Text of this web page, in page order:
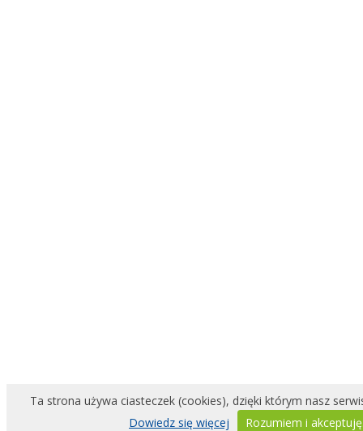
Ta strona używa ciasteczek (cookies), dzięki którym nasz
Dowiedz się więcej
Rozumiem i